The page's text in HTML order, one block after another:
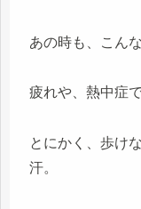
あの時も、こん
疲れや、熱中症
とにかく、歩け
汗。